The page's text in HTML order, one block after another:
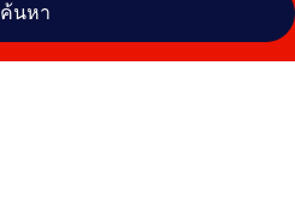
ค้นหา